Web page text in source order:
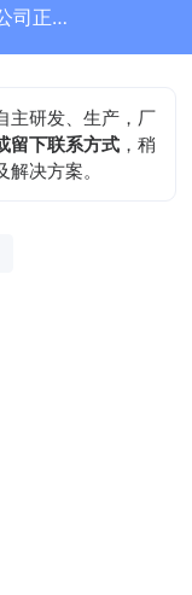
山东天合环境科技有限公司正在为您服务
主研发、生产，厂
留下联系方式 ，稍
决方案。